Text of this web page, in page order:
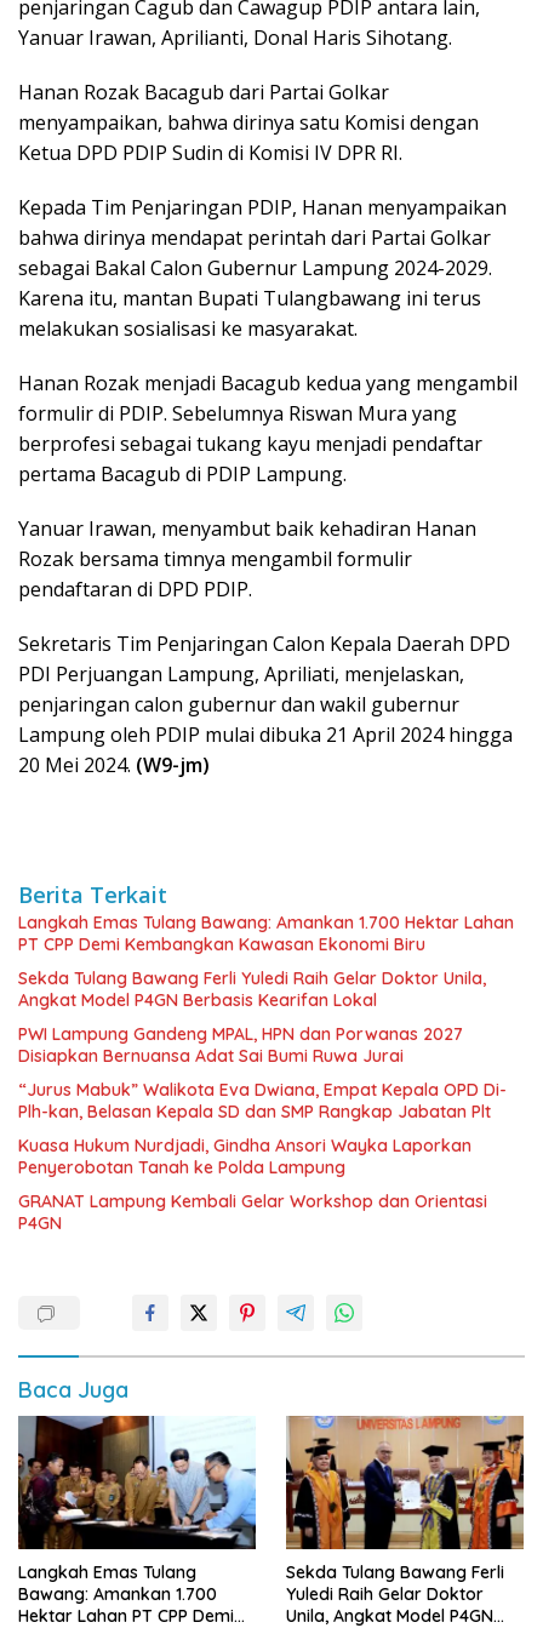
penjaringan Cagub dan Cawagup PDIP antara lain,
Yanuar Irawan, Aprilianti, Donal Haris Sihotang.
Hanan Rozak Bacagub dari Partai Golkar
menyampaikan, bahwa dirinya satu Komisi dengan
Ketua DPD PDIP Sudin di Komisi IV DPR RI.
Kepada Tim Penjaringan PDIP, Hanan menyampaikan
bahwa dirinya mendapat perintah dari Partai Golkar
sebagai Bakal Calon Gubernur Lampung 2024-2029.
Karena itu, mantan Bupati Tulangbawang ini terus
melakukan sosialisasi ke masyarakat.
Hanan Rozak menjadi Bacagub kedua yang mengambil
formulir di PDIP. Sebelumnya Riswan Mura yang
berprofesi sebagai tukang kayu menjadi pendaftar
pertama Bacagub di PDIP Lampung.
Yanuar Irawan, menyambut baik kehadiran Hanan
Rozak bersama timnya mengambil formulir
pendaftaran di DPD PDIP.
Sekretaris Tim Penjaringan Calon Kepala Daerah DPD
PDI Perjuangan Lampung, Apriliati, menjelaskan,
penjaringan calon gubernur dan wakil gubernur
Lampung oleh PDIP mulai dibuka 21 April 2024 hingga
20 Mei 2024. (W9-jm)
Berita Terkait
Langkah Emas Tulang Bawang: Amankan 1.700 Hektar Lahan
PT CPP Demi Kembangkan Kawasan Ekonomi Biru
Sekda Tulang Bawang Ferli Yuledi Raih Gelar Doktor Unila,
Angkat Model P4GN Berbasis Kearifan Lokal
PWI Lampung Gandeng MPAL, HPN dan Porwanas 2027
Disiapkan Bernuansa Adat Sai Bumi Ruwa Jurai
“Jurus Mabuk” Walikota Eva Dwiana, Empat Kepala OPD Di-
Plh-kan, Belasan Kepala SD dan SMP Rangkap Jabatan Plt
Kuasa Hukum Nurdjadi, Gindha Ansori Wayka Laporkan
Penyerobotan Tanah ke Polda Lampung
GRANAT Lampung Kembali Gelar Workshop dan Orientasi
P4GN
Baca Juga
Langkah Emas Tulang
Bawang: Amankan 1.700
Hektar Lahan PT CPP Demi
Sekda Tulang Bawang Ferli
Yuledi Raih Gelar Doktor
Unila, Angkat Model P4GN